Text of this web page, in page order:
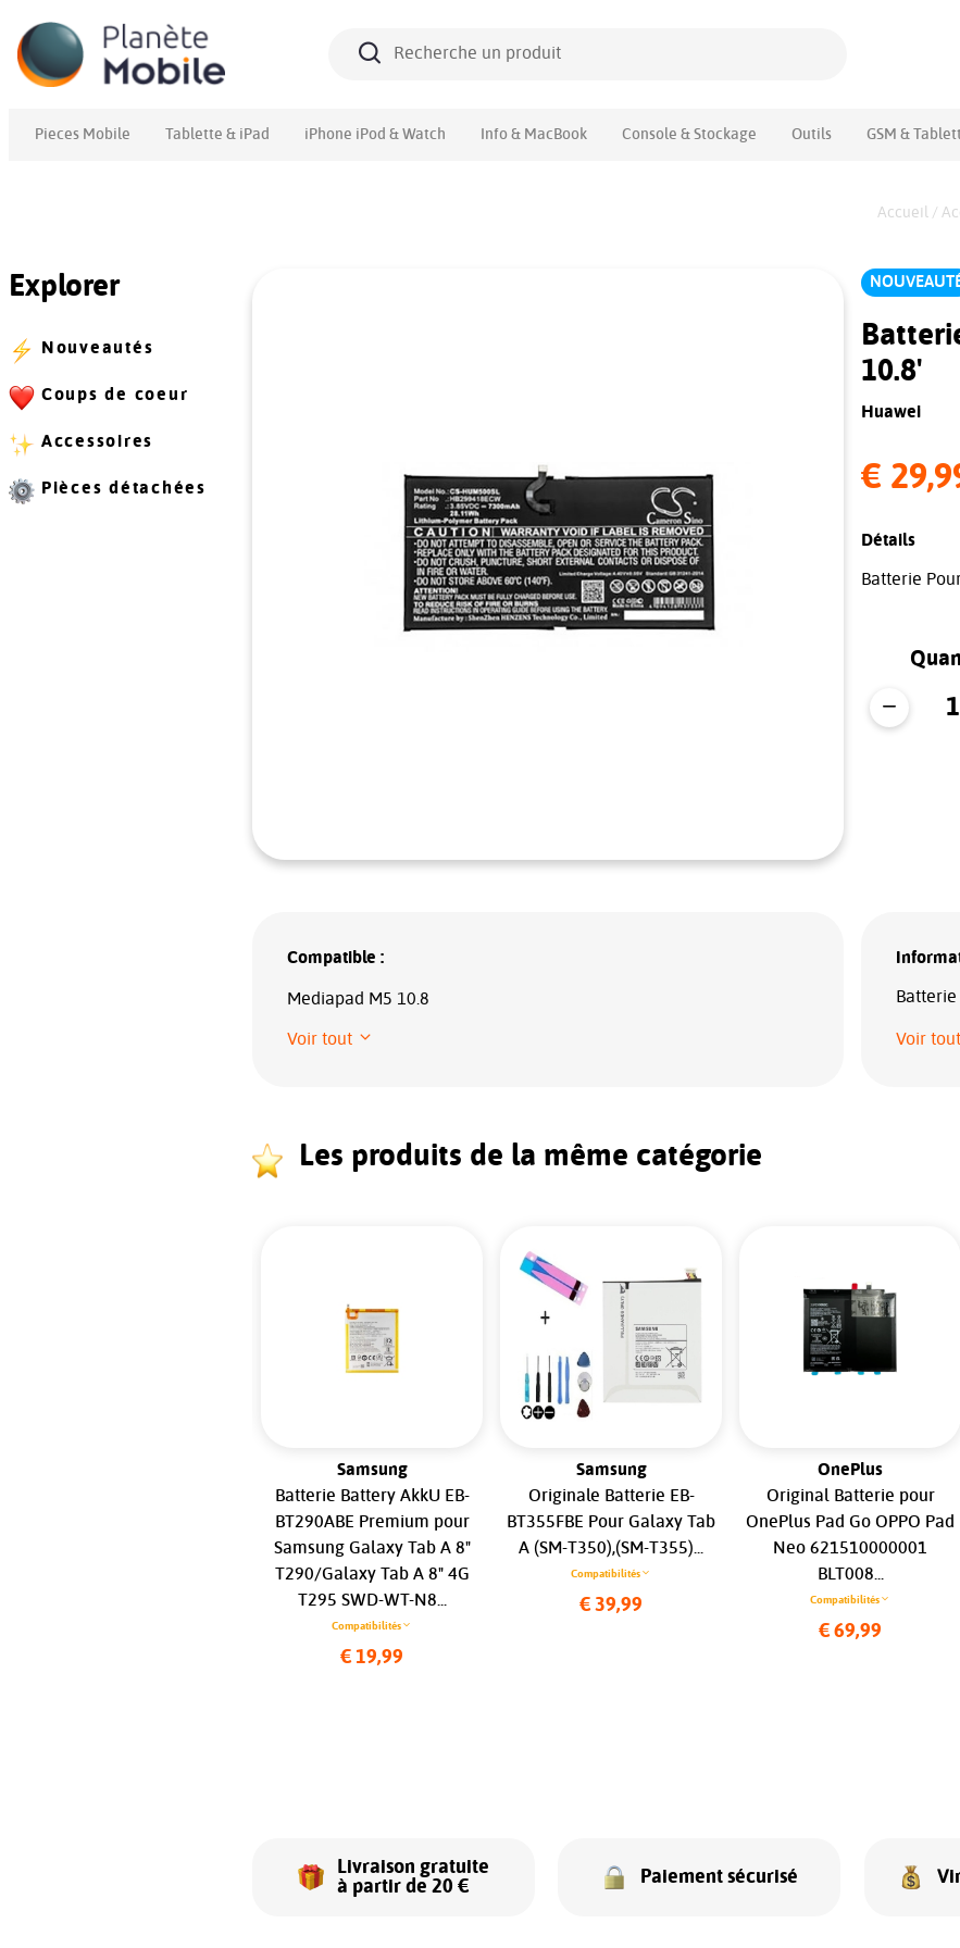
Pieces Mobile Tablette & iPad iPhone iPod & Watch Info & MacBook Console & Stockage Outils GSM &
Accueil /
Explorer
Nouveautés
Coups de coeur
Accessoires
Pièces détachées
10.8'
Huawei
€
Détails
Batterie
Compatible :
Mediapad M5 10.8
Voir tout Voir tout
Les produits de la même catégorie
Samsung
Batterie Battery AkkU EB-
BT290ABE Premium pour
Samsung Galaxy Tab A 8"
T290/Galaxy Tab A 8" 4G
T295 SWD-WT-N8...
Compatibilités
€ 19,99
Samsung
Originale Batterie EB-
BT355FBE Pour Galaxy Tab
A (SM-T350),(SM-T355)...
Compatibilités
€ 39,99
OnePlus
Original Batterie pour
OnePlus Pad Go OPPO Pad
Neo 621510000001
BLT008...
Compatibilités
€ 69,99
Livraison gratuite
à partir de 20 €
Paiement sécurisé